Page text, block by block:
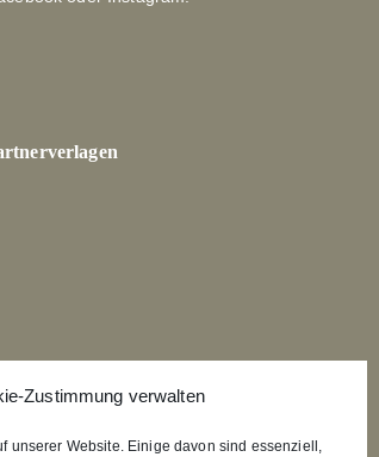
Zustimmung verwalten
unserer Website. Einige davon sind essenziell,